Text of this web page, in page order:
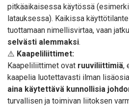
pitkäaikaisessa käytössä
latauksessa). Kaikissa
tuottamaan nimellisvirtaa, vaan
selvästi alemmaksi.
⚠️ Kaapeliliittimet:
Kaapeliliittimet ovat ruuviliittimiä,
kaapelia luotettavasti ilman
aina käytettävä kunnollisia
turvallisen ja toimivan liitoksen